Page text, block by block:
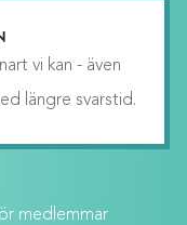
vi kan - även
längre svarstid.
medlemmar